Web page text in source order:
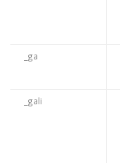
_ga
_gali